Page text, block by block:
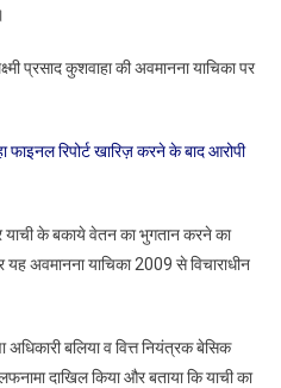
शिक्षा
सचिव
का
पालन
अवमानना
आरोप
प्रसाद कुशवाहा की अवमानना याचिका पर
फाइनल रिपोर्ट खारिज़ करने के बाद आरोपी
याची के बकाये वेतन का भुगतान करने का
अवमानना याचिका 2009 से विचाराधीन
बलिया व वित्त नियंत्रक बेसिक
दाखिल किया और बताया कि याची का